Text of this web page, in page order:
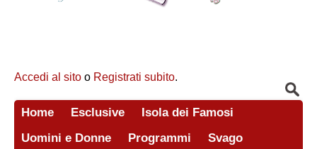
Accedi al sito o Registrati subito.
Home Esclusive
Isola dei Famosi
Uomini e Donne
Programmi
Svago